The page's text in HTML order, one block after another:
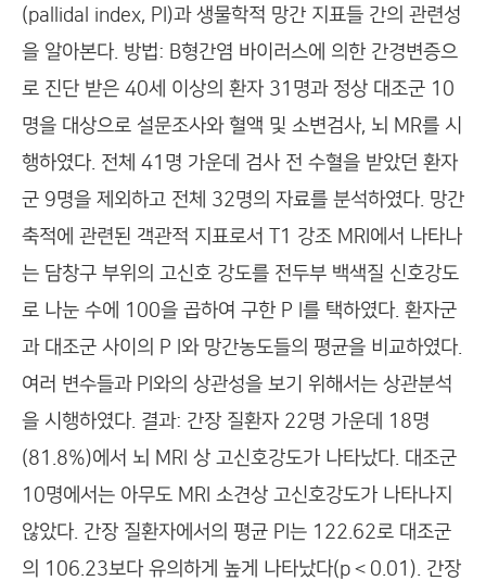
(pallidal index, PI)과 생물학적 망간 지표들 간의 관련성
을 알아본다. 방법: B형간염 바이러스에 의한 간경변증으
로 진단 받은 40세 이상의 환자 31명과 정상 대조군 10
명을 대상으로 설문조사와 혈액 및 소변검사, 뇌 MR를 시
행하였다. 전체 41명 가운데 검사 전 수혈을 받았던 환자
군 9명을 제외하고 전체 32명의 자료를 분석하였다. 망간
축적에 관련된 객관적 지표로서 T1 강조 MRI에서 나타나
는 담창구 부위의 고신호 강도를 전두부 백색질 신호강도
로 나눈 수에 100을 곱하여 구한 P I를 택하였다. 환자군
과 대조군 사이의 P I와 망간농도들의 평균을 비교하였다.
여러 변수들과 PI와의 상관성을 보기 위해서는 상관분석
을 시행하였다. 결과: 간장 질환자 22명 가운데 18명
(81.8%)에서 뇌 MRI 상 고신호강도가 나타났다. 대조군
10명에서는 아무도 MRI 소견상 고신호강도가 나타나지
않았다. 간장 질환자에서의 평균 PI는 122.62로 대조군
의 106.23보다 유의하게 높게 나타났다(p＜0.01). 간장